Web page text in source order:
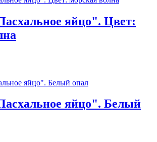
яйцо". Цвет:
яйцо". Белый